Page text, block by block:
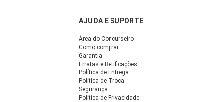
AJUDA E SUPORTE
Área do Concurseiro
Como comprar
Garantia
Erratas e Retificações
Política de Entrega
Política de Troca
Segurança
Política de Privacidade